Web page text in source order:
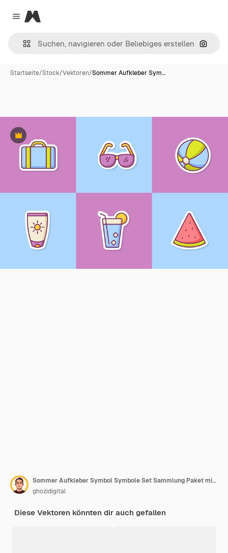
Close menu
Magnific
Nach
Startseite/Stock/Vektoren/Sommer Aufkleber Sym…
Premium
Sommer Aufkleber Symbol Symbole Set Sammlung Paket mit Farbe Umriss Stil
ghozidigital
Diese Vektoren könnten dir auch gefallen